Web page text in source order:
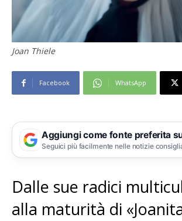
Joan Thiele
Facebook WhatsApp
Aggiungi come fonte preferita
Seguici più facilmente nelle notizie
Dalle sue radici
alla maturità di